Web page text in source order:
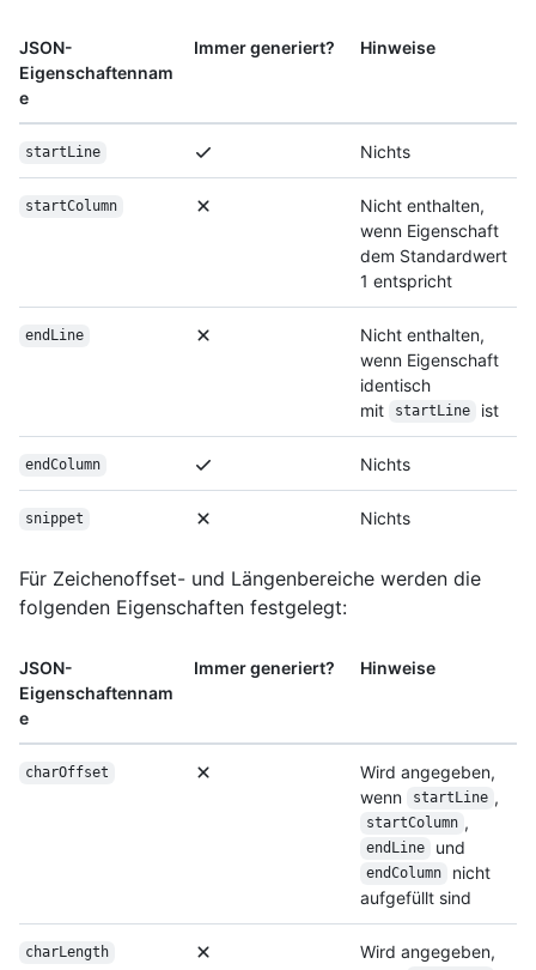
JSON-
Eigenschaftennam
e
Immer generiert? Hinweise
startLine Nichts
startColumn
Nicht enthalten,
wenn Eigenschaft
dem Standardwert
1 entspricht
endLine
Nicht enthalten,
wenn Eigenschaft
identisch
mit
startLine ist
endColumn Nichts
snippet Nichts
Für Zeichenoffset- und Längenbereiche werden die
folgenden Eigenschaften festgelegt:
JSON-
Eigenschaftennam
e
Immer generiert? Hinweise
charOffset
Wird angegeben,
wenn
startLine ,
startColumn ,
endLine und
endColumn
nicht
aufgefüllt sind
charLength
Wird angegeben,